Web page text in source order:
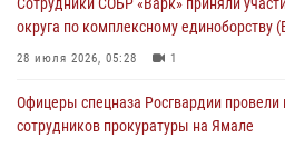
Офицеры спецназа Росгвардии провели
сотрудников прокуратуры на Ямале
29 июля 2026, 10:42 4
округа по комплексному единоборству
28 июля 2026, 05:28 1
Офицеры спецназа Росгвардии провели
сотрудников прокуратуры на Ямале